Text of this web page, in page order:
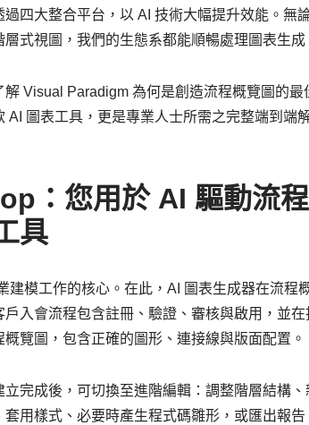
四大整合平台，以 AI 技術大幅提升效能。無
式視圖，我們的生態系都能順暢處理圖表生成
Visual Paradigm 為何是創造流程概覽圖的
AI 圖表工具，更是專業人士所需之完整端到端
：您用於 AI 驅動流
具
建模工作的核心。在此，AI 圖表生成器在流程
入會流程包含註冊、驗證、審核與啟用，並
覽圖，包含正確的圖形、連接線與版面配置。
完成後，可切換至進階編輯：調整階層結構
套用樣式、必要時產生程式碼雛形，或匯出報